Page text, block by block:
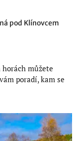
pod Klínovcem
můžete
poradí, kam se